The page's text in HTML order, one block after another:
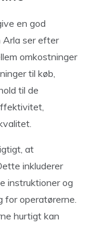
en god
Arla ser efter
omkostninger
til køb,
til de
at
inkluderer
instruktioner og
operatørerne.
hurtigt kan